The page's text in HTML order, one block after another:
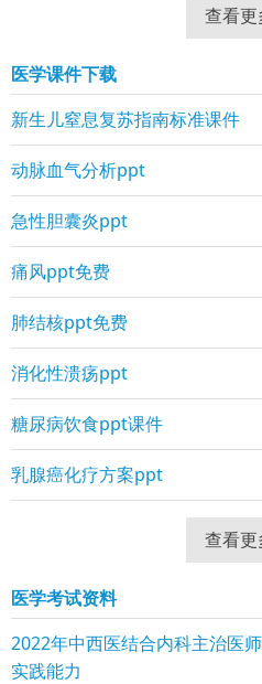
查看更
医学课件下载
新生儿窒息复苏指南标准课件
动脉血气分析ppt
急性胆囊炎ppt
痛风ppt免费
肺结核ppt免费
消化性溃疡ppt
糖尿病饮食ppt课件
乳腺癌化疗方案ppt
查看更
医学考试资料
2022年中西医结合内科主治医
实践能力